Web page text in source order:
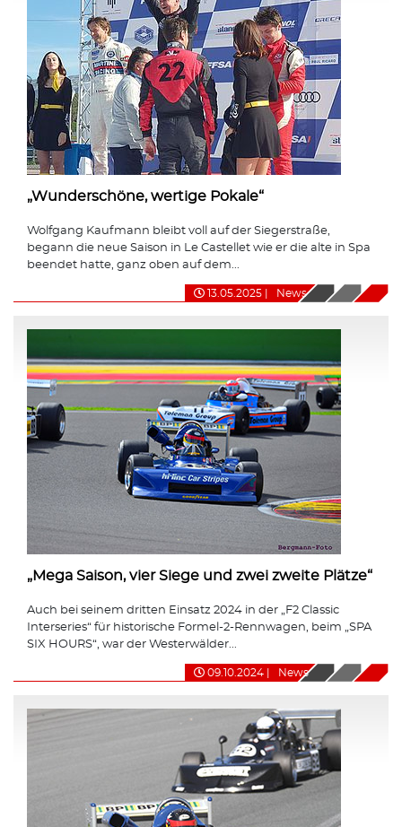
„Wunderschöne, wertige Pokale“
Wolfgang Kaufmann bleibt voll auf der Siegerstraße,
begann die neue Saison in Le Castellet wie er die alte in Spa
beendet hatte, ganz oben auf dem...
13.05.2025 News
„Mega Saison, vier Siege und zwei zweite Plätze“
Auch bei seinem dritten Einsatz 2024 in der „F2 Classic
Interseries“ für historische Formel-2-Rennwagen, beim „SPA
SIX HOURS“, war der Westerwälder...
09.10.2024 News